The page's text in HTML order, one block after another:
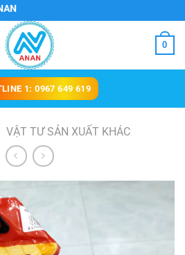
0
1: 0967 649 619
VẬT TƯ SẢN XUẤT KHÁC